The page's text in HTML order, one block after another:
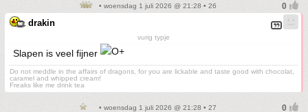
• woensdag 1 juli 2026 @ 21:28 • 26
drakin
vurig typje
Slapen is veel fijner
Do not meddle in the affairs of dragons, for you are lickable and taste good with chocolat,
caramel and whipped cream!
Freaks like me drink tea
• woensdag 1 juli 2026 @ 21:28 • 27